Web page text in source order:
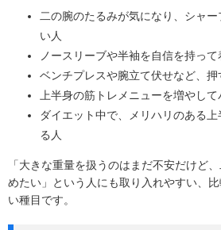
二の腕のたるみが気になり、シャ
い人
ノースリーブや半袖を自信を持って
ベンチプレスや腕立て伏せなど、押
上半身の筋トレメニューを増やし
ダイエット中で、メリハリのある
る人
「大きな重量を扱うのはまだ不安だけど
めたい」という人にも取り入れやすい、
い種目です。